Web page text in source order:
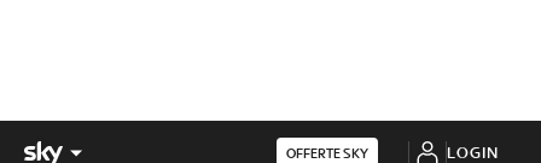
OFFERTE SKY LOGIN